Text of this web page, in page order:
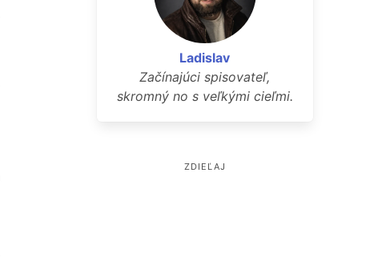
Ladislav
Začínajúci spisovateľ,
skromný no s veľkými cieľmi.
ZDIEĽAJ